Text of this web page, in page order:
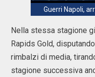
Guerri Napoli,
Nella stessa stagione
Rapids Gold,
rimbalzi di media,
stagione successiva